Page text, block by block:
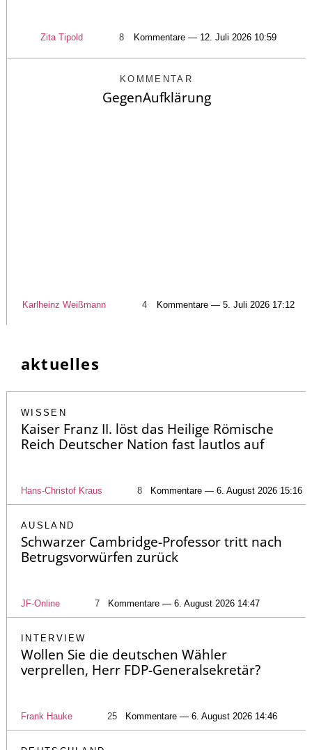
Zita Tipold 8 Kommentare — 12. Juli 2026 10:59
KOMMENTAR
GegenAufklärung
Karlheinz Weißmann 4 Kommentare — 5. Juli 2026 17:12
aktuelles
WISSEN
Kaiser Franz II. löst das Heilige Römische
Reich Deutscher Nation fast lautlos auf
Hans-Christof Kraus 8 Kommentare — 6. August 2026 15:16
AUSLAND
Schwarzer Cambridge-Professor tritt nach
Betrugsvorwürfen zurück
JF-Online 7 Kommentare — 6. August 2026 14:47
INTERVIEW
Wollen Sie die deutschen Wähler
verprellen, Herr FDP-Generalsekretär?
Frank Hauke 25 Kommentare — 6. August 2026 14:46